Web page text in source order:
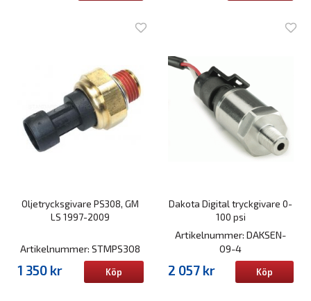
Oljetrycksgivare PS308, GM
LS 1997-2009
Artikelnummer: STMPS308
1 350 kr Köp
Dakota Digital tryckgivare 0-
100 psi
Artikelnummer: DAKSEN-
09-4
2 057 kr Köp